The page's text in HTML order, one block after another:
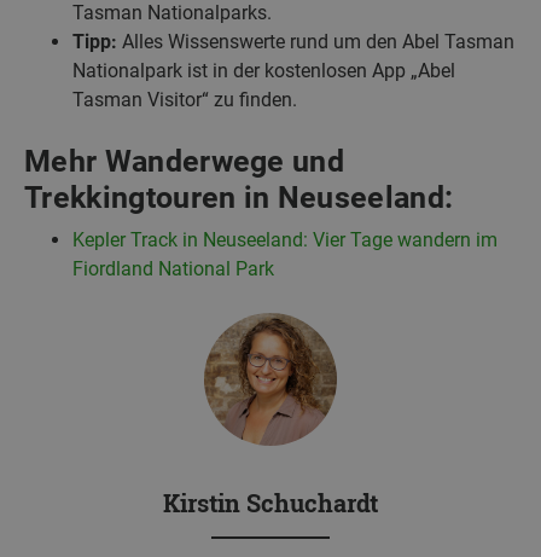
Tasman Nationalparks.
Tipp: Alles Wissenswerte rund um den Abel Tasman
Nationalpark ist in der kostenlosen App „Abel
Tasman Visitor“ zu finden.
Mehr Wanderwege und
Trekkingtouren in Neuseeland:
Kepler Track in Neuseeland: Vier Tage wandern im
Fiordland National Park
Kirstin Schuchardt